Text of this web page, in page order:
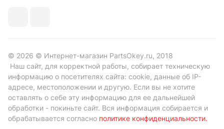
© 2026 © Интернет-магазин PartsOkey.ru, 2018
Наш сайт, для корректной работы, собирает техническую
информацию о посетителях сайта: cookie, данные об IP-
адресе, местоположении и другую. Если вы не хотите
оставлять о себе эту информацию для ее дальнейшей
обработки - покиньте сайт. Вся информация собирается и
обрабатывается согласно политике конфиденциальности.